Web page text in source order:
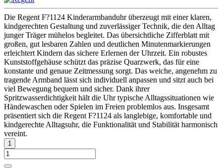
Die Regent F?1124 Kinderarmbanduhr überzeugt mit einer klaren,
kindgerechten Gestaltung und zuverlässiger Technik, die den Alltag
junger Träger mühelos begleitet. Das übersichtliche Zifferblatt mit
großen, gut lesbaren Zahlen und deutlichen Minutenmarkierungen
erleichtert Kindern das sichere Erlernen der Uhrzeit. Ein robustes
Kunststoffgehäuse schützt das präzise Quarzwerk, das für eine
konstante und genaue Zeitmessung sorgt. Das weiche, angenehm zu
tragende Armband lässt sich individuell anpassen und sitzt auch bei
viel Bewegung bequem und sicher. Dank ihrer
Spritzwasserdichtigkeit hält die Uhr typische Alltagssituationen wie
Händewaschen oder Spielen im Freien problemlos aus. Insgesamt
präsentiert sich die Regent F?1124 als langlebige, komfortable und
kindgerechte Alltagsuhr, die Funktionalität und Stabilität harmonisch
vereint.